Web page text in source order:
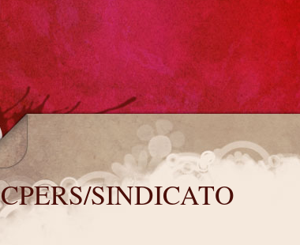
CPERS/SINDICATO
CPERS/SINDICATO